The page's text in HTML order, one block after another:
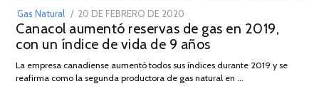
Gas Natural
POSTED
ON
20 DE FEBRERO DE 2020
DE
JULIO
2025
Canacol aumentó reservas de gas en 2019,
con un índice de vida de 9 años
La empresa canadiense aumentó todos sus índices durante 2019 y se
reafirma como la segunda productora de gas natural en …